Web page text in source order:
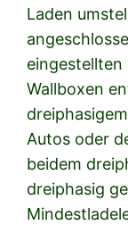
Laden
eingestellten
Wallboxen
Autos oder
beidem
dreiphasig